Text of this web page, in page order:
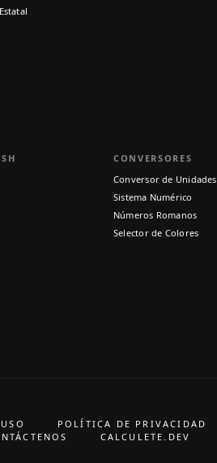
CONVERSORES
Conversor de Unidades
Sistema Numérico
Números Romanos
Selector de Colores
POLÍTICA DE PRIVACIDAD
CALCULETE.DEV